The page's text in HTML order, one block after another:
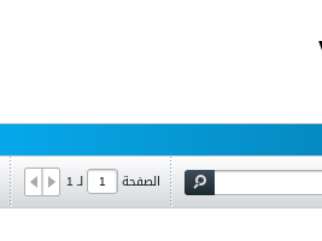
الصفحة لـ1